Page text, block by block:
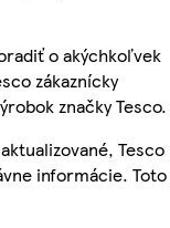
o akýchkoľvek
zákaznícky
značky Tesco.
Tesco
informácie. Toto